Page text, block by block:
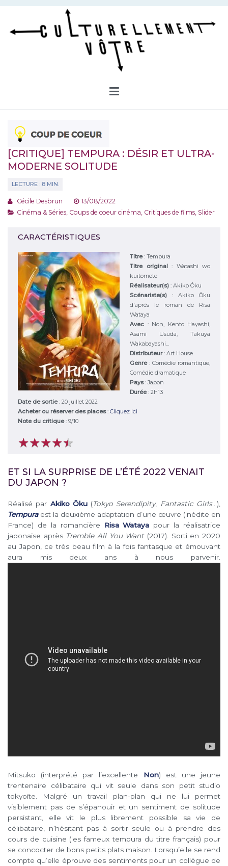
Aller
contenu
[CRITIQUE] TEMPURA : DÉSIR ET ULTRA-
MODERNE SOLITUDE
Cécile Desbrun
13/08/2022
Cinéma & Séries Coups de coeur cinéma Critiques de films Slider
CARACTÉRISTIQUES
Titre: Tempura
Titre original : Watashi wo
kuitomete
Réalisateur(s) : Akiko Ôku
Scénariste(s) : Akiko Ôku
d'après le roman de Risa
Wataya
Avec : Non, Kento Hayashi,
Asami Usuda, Takuya
Wakabayashi...
Distributeur: Art House
Genre : Comédie romantique,
Comédie dramatique
Pays:Japon
Durée: 2h13
Date de sortie: 20 juillet 2022
Acheter ou réserver des places: Cliquez ici
Note du critique: 9/10
★★★★★
★★★★★
ET SI LA SURPRISE DE L’ÉTÉ 2022 VENAIT
DU JAPON ?
Réalisé par Akiko Ôku(Tokyo Serendipity, Fantastic Girls…),
Tempuraest la deuxième adaptation d’une œuvre (inédite en
France) de la romancière Risa Wataya pour la réalisatrice
japonaise après Tremble All You Want (2017). Sorti en 2020
au Japon, ce très beau film à la fois fantasque et émouvant
aura mis deux ans à nous parvenir.
Mitsuko (interprété par l’excellente Non) est une jeune
trentenaire célibataire qui vit seule dans son petit studio
tokyoïte. Malgré un travail plan-plan qui ne lui permet
visiblement pas de s’épanouir et un sentiment de solitude
persistant, elle vit le plus librement possible sa vie de
célibataire, n’hésitant pas à sortir seule ou à prendre des
cours de cuisine (les fameux tempura du titre français) pour
se concocter de bons petits plats maison. Lorsqu’elle se rend
compte qu’elle éprouve des sentiments pour un collègue de